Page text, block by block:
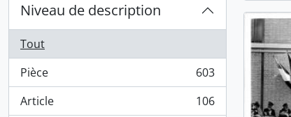
Niveau de description
Tout
Pièce
, 603 résultats
603
Article
, 106 résultats
106